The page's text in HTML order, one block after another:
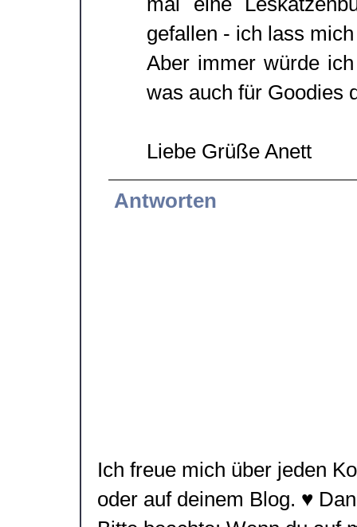
gefallen - ich lass
Aber immer würde
was auch für Goodies
Liebe Grüße Anett
Antworten
Ich freue mich über jeden
oder auf deinem Blog. ♥